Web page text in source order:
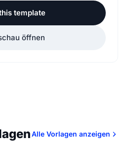
template
öffnen
Alle Vorlagen anzeigen